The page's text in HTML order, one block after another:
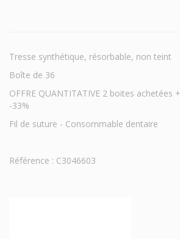
Tresse synthétique, résorbable, non teint
Boîte de 36
OFFRE QUANTITATIVE 2 boites
-33%
Fil de suture - Consommable dentaire
Référence : C3046603